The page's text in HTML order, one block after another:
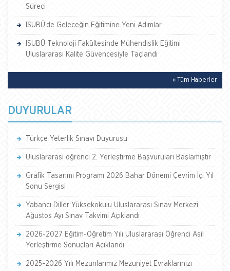
Süreci
ISUBÜ’de Geleceğin Eğitimine Yeni Adımlar
ISUBÜ Teknoloji Fakültesinde Mühendislik Eğitimi
Uluslararası Kalite Güvencesiyle Taçlandı
» Tüm Haberler
DUYURULAR
Türkçe Yeterlik Sınavı Duyurusu
Uluslararası öğrenci 2. Yerleştirme Başvuruları Başlamıştır
Grafik Tasarımı Programı 2026 Bahar Dönemi Çevrim İçi Yıl
Sonu Sergisi
Yabancı Diller Yüksekokulu Uluslararası Sınav Merkezi
Ağustos Ayı Sınav Takvimi Açıklandı
2026-2027 Eğitim-Öğretim Yılı Uluslararası Öğrenci Asil
Yerleştirme Sonuçları Açıklandı
2025-2026 Yılı Mezunlarımız Mezuniyet Evraklarınızı